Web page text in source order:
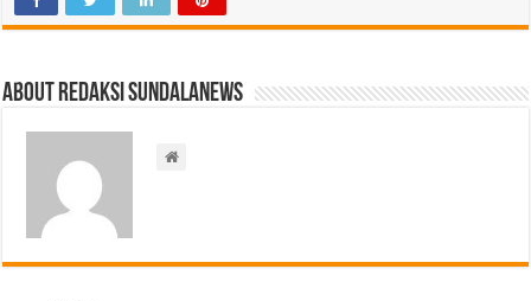
About Redaksi Sundalanews